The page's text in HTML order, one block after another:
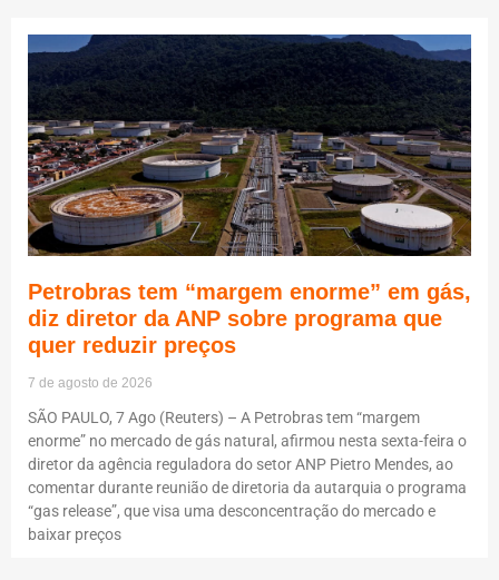
Petrobras tem “margem enorme” em gás,
diz diretor da ANP sobre programa que
quer reduzir preços
7 de agosto de 2026
SÃO PAULO, 7 Ago (Reuters) – A Petrobras tem “margem
enorme” no mercado de gás natural, afirmou nesta sexta-feira o
diretor da agência reguladora do setor ANP Pietro Mendes, ao
comentar durante reunião de diretoria da autarquia o programa
“gas release”, que visa uma desconcentração do mercado e
baixar preços